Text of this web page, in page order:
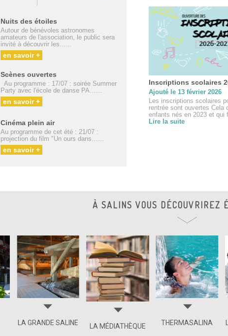
Nuits des étoiles
Autour de bénévoles astronomes
amateurs de l'association, le public sera
invité à découvrir les…...
en savoir +
Scènes ouvertes
Au programme : 17/07 : soirée Summer
Party avec l'école de danse PA…...
en savoir +
Cinéma plein air
Au programme de cet été : 21/07 :
projection du film "Un ours dans…...
en savoir +
Inscriptions scolaires
Ajouté le 13 février 2026
Les inscriptions scolaires
rentrée sont ouvertes Cela
enfants nés en 2023 et qui
Lire la suite
À SALINS VOUS DÉCOUVRIREZ
LA GRANDE SALINE LA MÉDIATHÈQUE THERMASALINA